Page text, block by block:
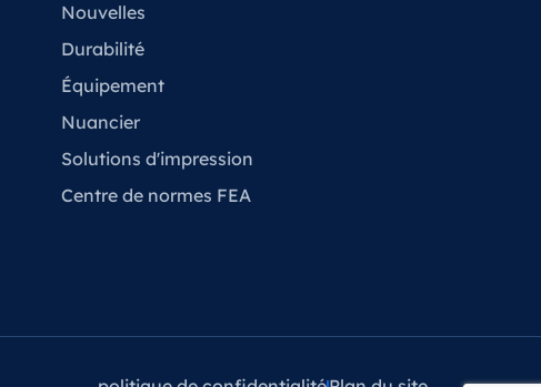
Nouvelles
Durabilité
Équipement
Nuancier
Solutions d'impression
Centre de normes FEA